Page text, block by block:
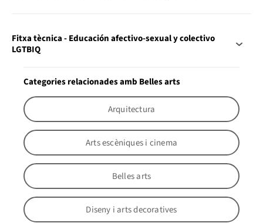
Fitxa tècnica - Educación afectivo-sexual y colectivo
LGTBIQ
Categories relacionades amb Belles arts
Arquitectura
Arts escèniques i cinema
Belles arts
Diseny i arts decoratives